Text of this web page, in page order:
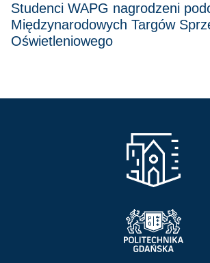
Studenci WAPG nagrodzeni
Międzynarodowych Targów
Oświetleniowego